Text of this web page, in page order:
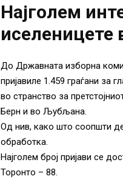
Најголем
иселеницете
До Државната изборна
пријавиле 1.459 граѓани за
во странство за
Берн и во Љубљана.
Од нив, како што соопшти
обработка.
Најголем број пријави се
Торонто – 88.​